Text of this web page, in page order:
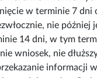
w terminie 7
nie
14 dni, w tym
wniosek, nie
informacji